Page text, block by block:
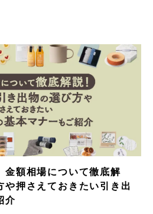
金額相場について徹底解
や押さえておきたい引き出
介